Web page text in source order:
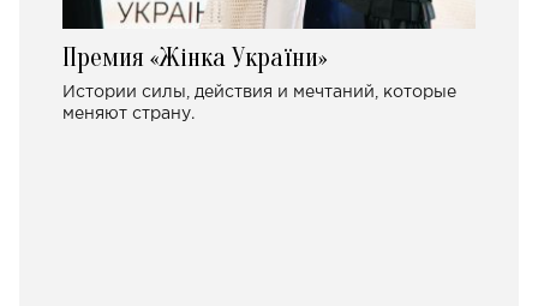
Премия «Жінка України»
Истории силы, действия и мечтаний, которые
меняют страну.